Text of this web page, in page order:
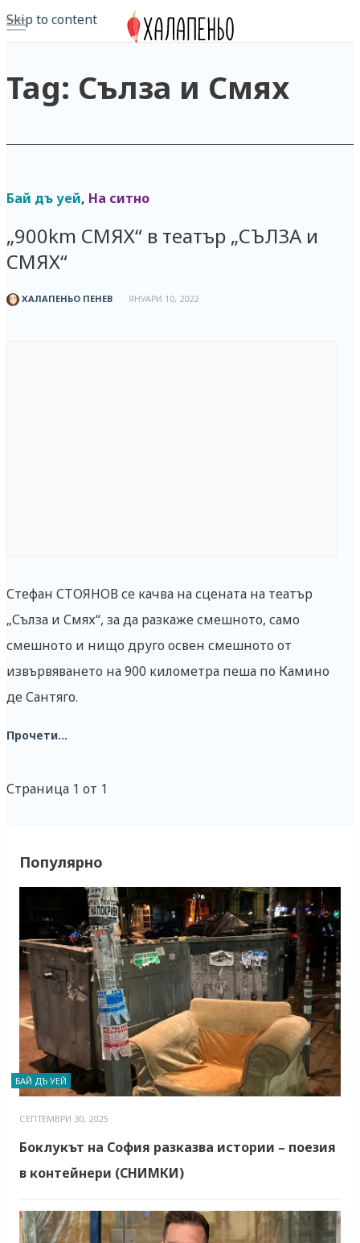
Skip to content
Tag: Сълза и Смях
Бай дъ уей, На ситно
„900km СМЯХ“ в театър „СЪЛЗА и
СМЯХ“
ХАЛАПЕНЬО ПЕНЕВ ЯНУАРИ 10, 2022
Стефан СТОЯНОВ се качва на сцената на театър
„Сълза и Смях“, за да разкаже смешното, само
смешното и нищо друго освен смешното от
извървяването на 900 километра пеша по Камино
де Сантяго.
Прочети...
Страница 1 от 1
Популярно
БАЙ ДЪ УЕЙ
СЕПТЕМВРИ 30, 2025
Боклукът на София разказва истории – поезия
в контейнери (СНИМКИ)